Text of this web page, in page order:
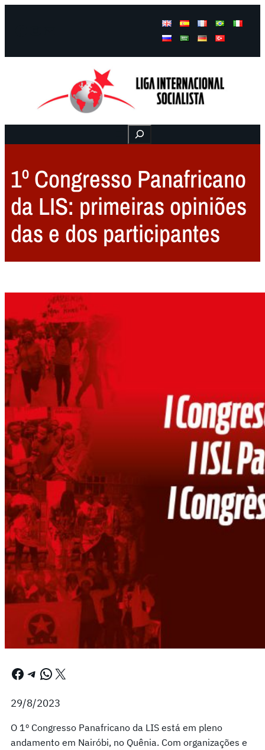
Buscar
1º Congresso Panafricano
da LIS: primeiras opiniões
das e dos participantes
Facebook Telegram WhatsApp X
29/8/2023
O 1º Congresso Panafricano da LIS está em pleno
andamento em Nairóbi, no Quênia. Com organizações e